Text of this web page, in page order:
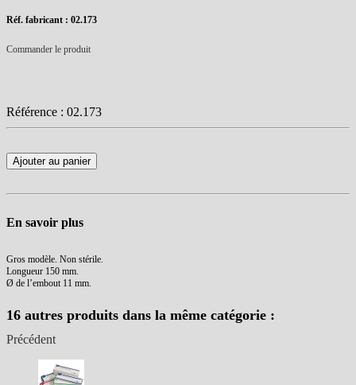
Réf. fabricant : 02.173
Commander le produit
Référence : 02.173
Ajouter au panier
En savoir plus
Gros modèle. Non stérile.
Longueur 150 mm.
Ø de l’embout 11 mm.
16 autres produits dans la même catégorie :
Précédent